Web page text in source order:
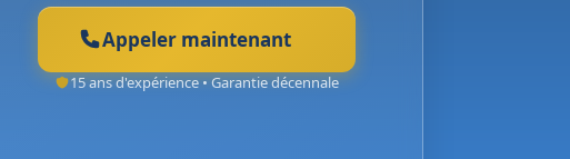
Appeler maintenant
15 ans d'expérience • Garantie décennale